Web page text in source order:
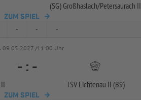
(SG) Großhaslach/Petersaurach II
ZUM SPIEL
- - -
09.05.2027 /11:00 Uhr
- : -
TSV Lichtenau II (B9)
ZUM SPIEL